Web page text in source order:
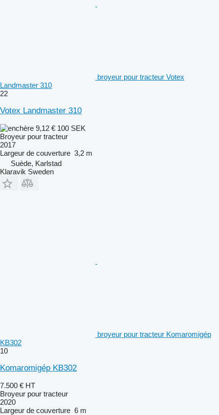
broyeur pour tracteur Votex
Landmaster 310
22
Votex Landmaster 310
9,12 € 100 SEK
Broyeur pour tracteur
2017
Largeur de couverture 3,2 m
Suède, Karlstad
Klaravik Sweden
broyeur pour tracteur Komaromigép
KB302
10
Komaromigép KB302
7.500 € HT
Broyeur pour tracteur
2020
Largeur de couverture 6 m